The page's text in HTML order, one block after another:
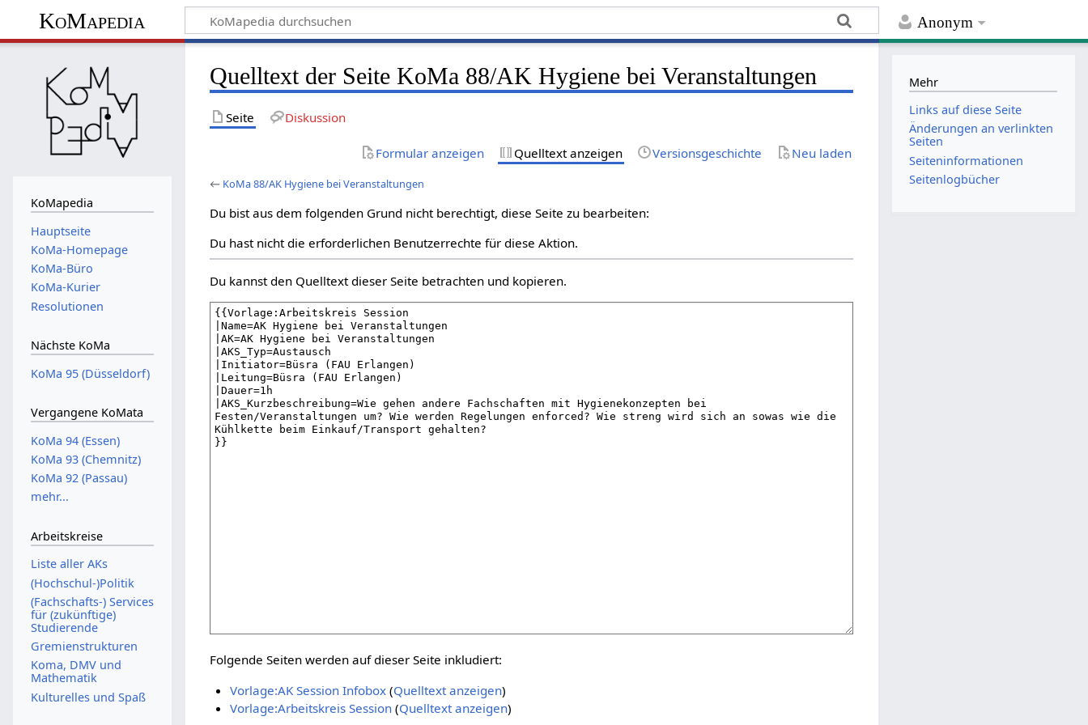
Anonym
KoMapedia
Quelltext der Seite KoMa 88/AK Hygiene bei Veranstaltungen
Seite Diskussion
Formular anzeigen Quelltext anzeigen Versionsgeschichte Neu laden
← KoMa 88/AK Hygiene bei Veranstaltungen
Du bist aus dem folgenden Grund nicht berechtigt, diese Seite zu bearbeiten:
Du hast nicht die erforderlichen Benutzerrechte für diese Aktion.
Du kannst den Quelltext dieser Seite betrachten und kopieren.
Folgende Seiten werden auf dieser Seite inkludiert:
Vorlage:AK Session Infobox(Quelltext anzeigen)
Vorlage:Arbeitskreis Session(Quelltext anzeigen)
KoMapedia
Hauptseite
KoMa-Homepage
KoMa-Büro
KoMa-Kurier
Resolutionen
Nächste KoMa
KoMa 95 (Düsseldorf)
Vergangene KoMata
KoMa 94 (Essen)
KoMa 93 (Chemnitz)
KoMa 92 (Passau)
mehr...
Arbeitskreise
Liste aller AKs
(Hochschul-)Politik
(Fachschafts-) Services
für (zukünftige)
Studierende
Gremienstrukturen
Koma, DMV und
Mathematik
Kulturelles und Spaß
Mehr
Links auf diese Seite
Änderungen an verlinkten
Seiten
Seiten­­informationen
Seitenlogbücher